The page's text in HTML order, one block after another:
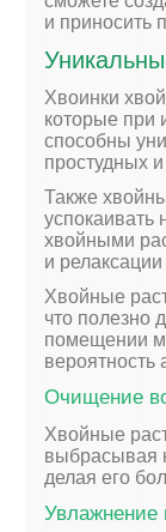
и приносить
Хвоинки
которые при
способны
простудных
Также
успокаивать
хвойными
и
Хвойные
что полезно
помещении
вероятность
Очищение
Хвойные
выбрасывая
делая его
Увлажнение